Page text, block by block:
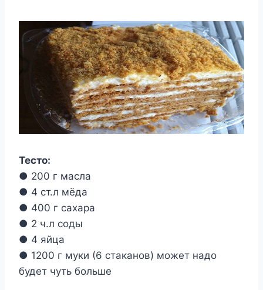
Тесто:
● 200 г масла
● 4 ст.л мёда
● 400 г сахара
● 2 ч.л соды
● 4 яйца
● 1200 г муки (6 стаканов) может надо
будет чуть больше